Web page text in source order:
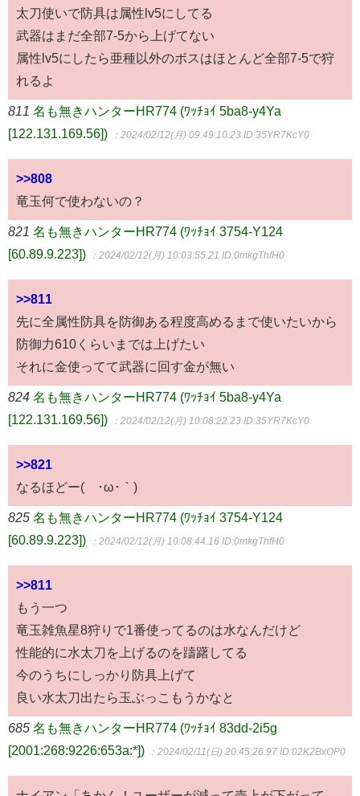
太刀使いで防具は属性lv5にしてる
武器はまだ全部7-5から上げてない
属性lv5にしたら亜種以外のボスはほとんど全部7-5で狩
れるよ
811 名も無きハンターHR774 (ﾜｯﾁｮｲ 5ba8-y4Ya
[122.131.169.56])
：2024/02/12(月) 09:49:10.23 ID:35YR7KcY0
>>808
竜玉何で使わないの？
821 名も無きハンターHR774 (ﾜｯﾁｮｲ 3754-Y124
[60.89.9.223])
：2024/02/12(月) 10:03:55.21 ID:0mkgThfH0
>>811
先に全属性防具を防御ある程度高めるまで使いたいから
防御力610くらいまでは上げたい
それに金使ってて武器に回す金が無い
824 名も無きハンターHR774 (ﾜｯﾁｮｲ 5ba8-y4Ya
[122.131.169.56])
：2024/02/12(月) 10:08:22.23 ID:35YR7KcY0
>>821
なるほどー(´･ω･｀)
825 名も無きハンターHR774 (ﾜｯﾁｮｲ 3754-Y124
[60.89.9.223])
：2024/02/12(月) 10:08:44.16 ID:0mkgThfH0
>>811
もう一つ
竜玉雑魚星8狩りで1番使ってるのは水なんだけど
性能的に水太刀を上げるのを躊躇してる
今のうちにしっかり防具上げて
良い水太刀出たら玉ぶっこもうかなと
685 名も無きハンターHR774 (ﾜｯﾁｮｲ 83dd-2i5g
[2001:268:9226:653a:*])
：2024/02/11(日) 20:45:26.97 ID:02K2BxOP0